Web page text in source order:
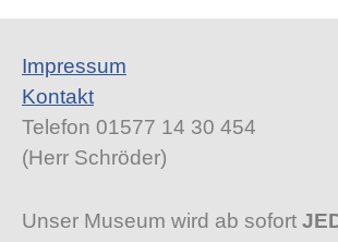
Impressum
Kontakt
Telefon 01577 14 30 454
(Herr Schröder)
Unser Museum wird ab sofort